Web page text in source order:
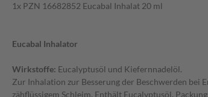
1x PZN 16682852 Eucabal Inhalat 20 ml
Eucabal Inhalator
Wirkstoffe: Eucalyptusöl und Kiefernnadelöl.
Zur Inhalation zur Besserung der Beschwerden bei
zähflüssigem Schleim. Enthält Eucalyptusöl.